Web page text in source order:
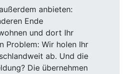
anbieten:
Ende
und dort Ihr
Problem: Wir holen Ihr
ab. Und die
Die übernehmen